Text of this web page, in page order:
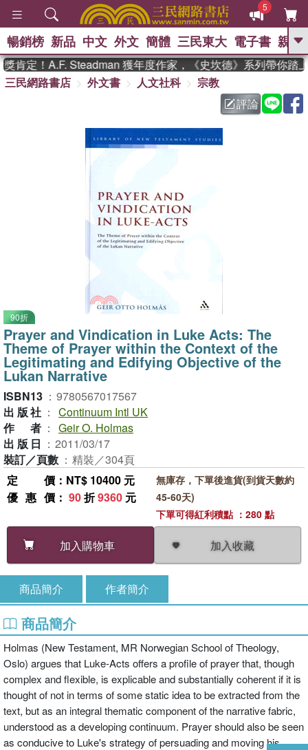
5
GO
熱搜： 東野圭吾 、
父親節 、 如果歷
暑期推薦 、 國際布克
獎 臺灣漫遊錄 、 方念華
登輝時代 、 數學女孩：黎曼猜想
偉大的迷走神經
暢銷榜 新品 中文 外文 簡體 三民東大 電子書 親子
肯定！A.F. Steadman 獲年度作家，《史坎德》系列帶你踏上
三民網路書店
外文書 人文社科
宗教
評論
90折
Prayer and Vindication in Luke Acts: The
Theme of Prayer within the Context of the
Legitimating and Edifying Objective of the
Lukan Narrative
ISBN13 ： 9780567017567
出版社 ： Continuum Intl UK
作者 ： Geir O. Holmas
出版日 ： 2011/03/17
裝訂／頁數 ： 精裝／304頁
定價 ：NT$ 10400 元
優惠價 ： 90折9360 元
加入購物車 加入收藏
無庫存，下單後進貨(到貨天數約
45-60天)
下單可得紅利積點 ：280 點
商品簡介 作者簡介
商品簡介
Holmas (New Testament, MR Norwegian School of Theology,
Oslo) argues that Luke-Acts offers a profile of prayer that, though
complex and flexible, is explicable and substantially coherent if it is
thought of not in terms of some static idea to be extracted from the
text, but as an integral thematic component of the narrative fabric,
understood as a developing continuum. Prayer should also be seen
as conducive to Luke's strategy of persuading and moving his